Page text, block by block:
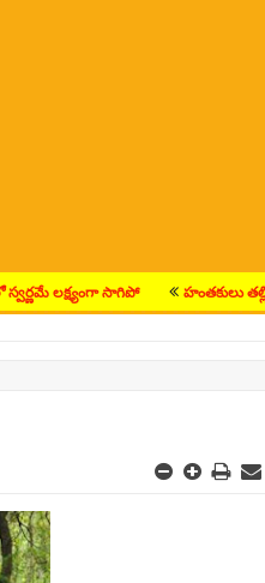
లక్ష్యంగా సాగిపో హంతకులు